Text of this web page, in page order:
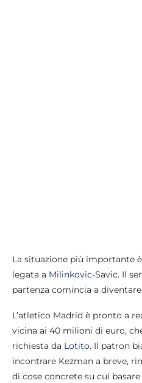
La situazione più importante
legata a Milinkovic-Savic. Il
partenza comincia a
L’atletico Madrid è pronto a
vicina ai 40 milioni di euro,
richiesta da Lotito. Il patron
incontrare Kezman a breve,
di cose concrete su cui